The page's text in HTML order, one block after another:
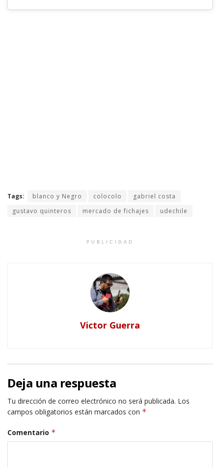
Tags: blanco y Negro colocolo
gabriel costa
gustavo quinteros
mercado de fichajes udechile
PUBLICIDAD
Victor Guerra
Deja una respuesta
Tu dirección de correo electrónico no será publicada. Los
campos obligatorios están marcados con *
Comentario *